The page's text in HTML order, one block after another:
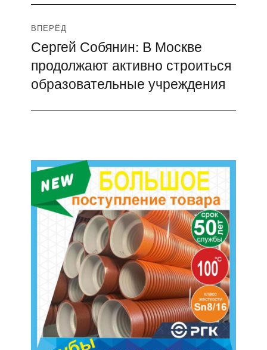
записям
ВПЕРЁД
Следующая
запись:
Сергей Собянин: В Москве
продолжают активно строиться
образовательные учреждения